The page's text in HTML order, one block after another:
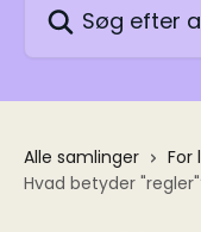
Alle samlinger For
Hvad betyder